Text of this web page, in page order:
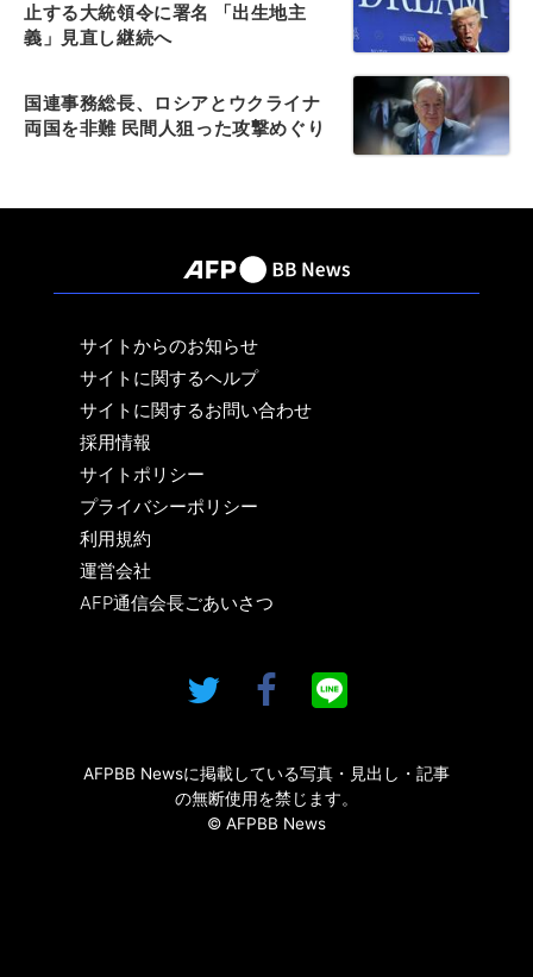
止する大統領令に署名 「出生地主
義」見直し継続へ
国連事務総長、ロシアとウクライナ
両国を非難 民間人狙った攻撃めぐり
サイトからのお知らせ
サイトに関するヘルプ
サイトに関するお問い合わせ
採用情報
サイトポリシー
プライバシーポリシー
利用規約
運営会社
AFP通信会長ごあいさつ
AFPBB Newsに掲載している写真・見出し・記事
の無断使用を禁じます。
© AFPBB News